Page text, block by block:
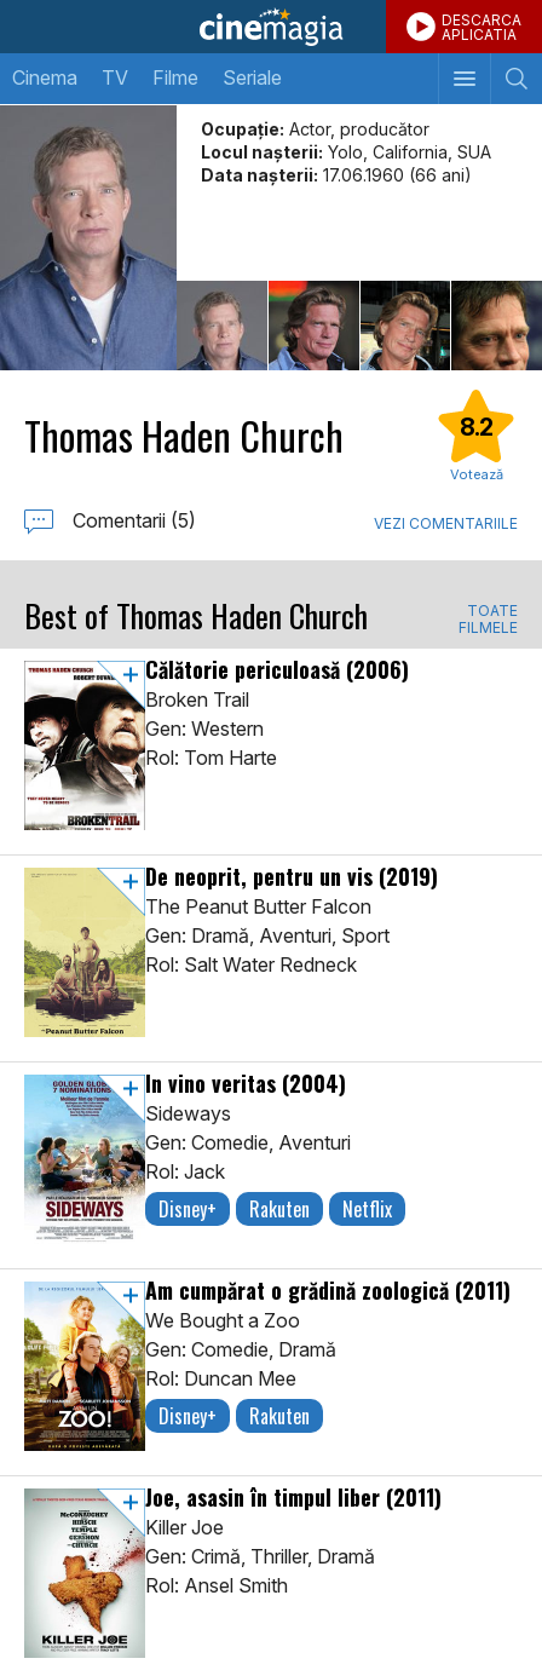
DESCARCA
APLICATIA
Cinema TV Filme Seriale
Ocupație: Actor, producător
Locul naşterii: Yolo, California, SUA
Data naşterii: 17.06.1960 (66 ani)
Thomas Haden Church 8.2
Votează
Comentarii (5) VEZI COMENTARIILE
Best of Thomas Haden Church
TOATE
FILMELE
Călătorie periculoasă (2006)
Broken Trail
Gen: Western
Rol: Tom Harte
De neoprit, pentru un vis (2019)
The Peanut Butter Falcon
Gen: Dramă, Aventuri, Sport
Rol: Salt Water Redneck
In vino veritas (2004)
Sideways
Gen: Comedie, Aventuri
Rol: Jack
Disney+ Rakuten Netflix
Am cumpărat o grădină zoologică (2011)
We Bought a Zoo
Gen: Comedie, Dramă
Rol: Duncan Mee
Disney+ Rakuten
Joe, asasin în timpul liber (2011)
Killer Joe
Gen: Crimă, Thriller, Dramă
Rol: Ansel Smith